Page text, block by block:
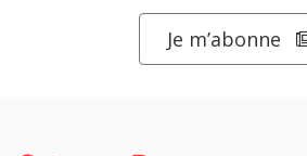
Je m’abonne